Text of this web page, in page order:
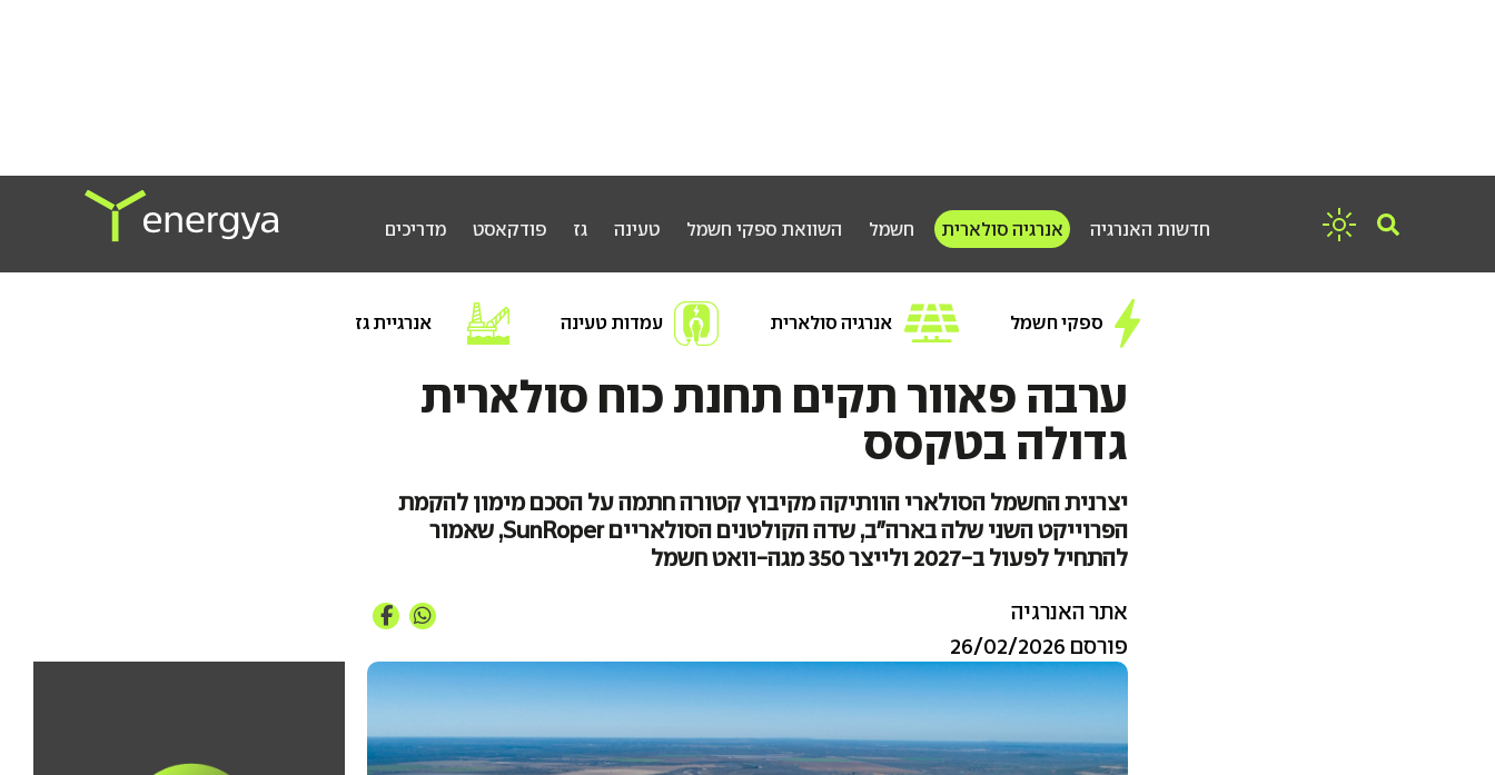
חפשו אנרגיה
חדשות האנרגיה אנרגיה סולארית חשמל השוואת ספקי חשמל טעינה גז פודקאסט מדריכים
ספקי חשמל אנרגיה סולארית עמדות טעינה אנרגיית גז
ערבה פאוור תקים תחנת כוח סולארית
גדולה בטקסס
יצרנית החשמל הסולארי הוותיקה מקיבוץ קטורה חתמה על הסכם מימון להקמת
הפרוייקט השני שלה בארה"ב, שדה הקולטנים הסולאריים SunRoper, שאמור
להתחיל לפעול ב-2027 ולייצר 350 מגה-וואט חשמל
אתר האנרגיה
פורסם 26/02/2026